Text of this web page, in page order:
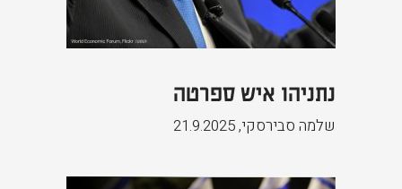
נתניהו איש ספרטה
שלמה סבירסקי,
21.9.2025